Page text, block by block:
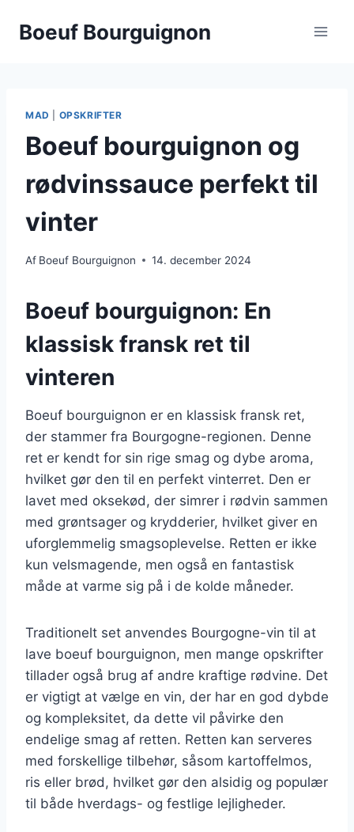
Boeuf Bourguignon
MAD OPSKRIFTER
Boeuf bourguignon og
rødvinssauce perfekt til
vinter
Af Boeuf Bourguignon 14. december 2024
Boeuf bourguignon: En
klassisk fransk ret til
vinteren
Boeuf bourguignon er en klassisk fransk ret,
der stammer fra Bourgogne-regionen. Denne
ret er kendt for sin rige smag og dybe aroma,
hvilket gør den til en perfekt vinterret. Den er
lavet med oksekød, der simrer i rødvin sammen
med grøntsager og krydderier, hvilket giver en
uforglemmelig smagsoplevelse. Retten er ikke
kun velsmagende, men også en fantastisk
måde at varme sig på i de kolde måneder.
Traditionelt set anvendes Bourgogne-vin til at
lave boeuf bourguignon, men mange opskrifter
tillader også brug af andre kraftige rødvine. Det
er vigtigt at vælge en vin, der har en god dybde
og kompleksitet, da dette vil påvirke den
endelige smag af retten. Retten kan serveres
med forskellige tilbehør, såsom kartoffelmos,
ris eller brød, hvilket gør den alsidig og populær
til både hverdags- og festlige lejligheder.